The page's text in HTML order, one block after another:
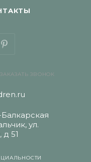
ЗАКАЗАТЬ ЗВОНОК
ул.
д 51